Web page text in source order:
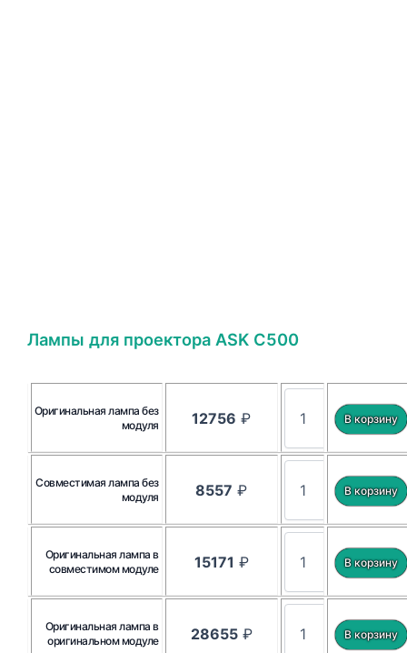
Лампы для проектора ASK C500
Оригинальная лампа без
модуля
12756 ₽
Совместимая лампа без
модуля
8557 ₽
Оригинальная лампа в
совместимом модуле
15171 ₽
Оригинальная лампа в
оригинальном модуле
28655₽